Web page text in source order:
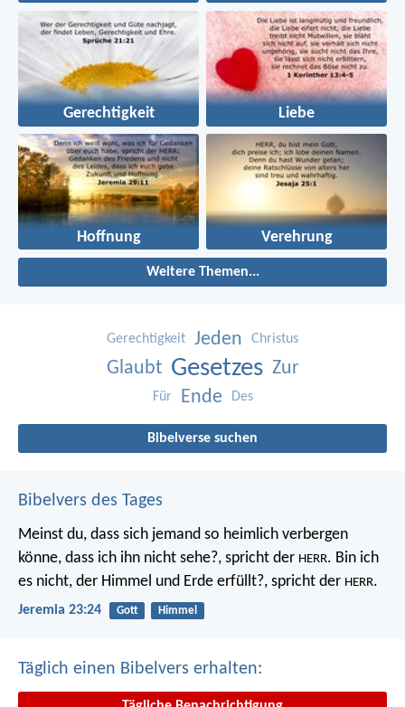
Gerechtigkeit Liebe
Hoffnung Verehrung
Weitere Themen...
Gerechtigkeit Jeden Christus
Glaubt Gesetzes Zur
Für Ende Des
Bibelverse suchen
Bibelvers des Tages
Meinst du, dass sich jemand so heimlich verbergen
könne, dass ich ihn nicht sehe?, spricht der HERR. Bin ich
es nicht, der Himmel und Erde erfüllt?, spricht der HERR.
Jeremia 23:24 Gott Himmel
Täglich einen Bibelvers erhalten: